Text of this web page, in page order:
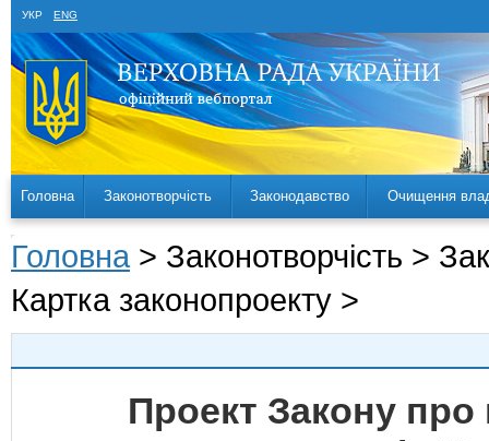
УКР ENG
Головна Законотворчість Законодавство Очищення
Головна > Законотворчість >
Картка законопроекту >
Проект Закону про